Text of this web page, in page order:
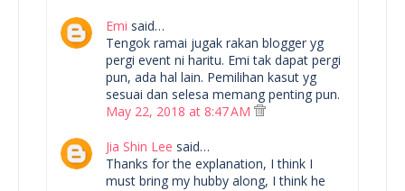
Emi said…
Tengok ramai jugak rakan blogger yg
pergi event ni haritu. Emi tak dapat pergi
pun, ada hal lain. Pemilihan kasut yg
sesuai dan selesa memang penting pun.
May 22, 2018 at 8:47 AM
Jia Shin Lee said…
Thanks for the explanation, I think I
must bring my hubby along, I think he